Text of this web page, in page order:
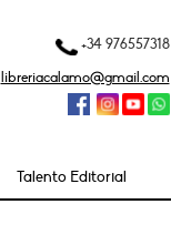
+34 976557318
libreriacalamo@gmail.com
Talento Editorial